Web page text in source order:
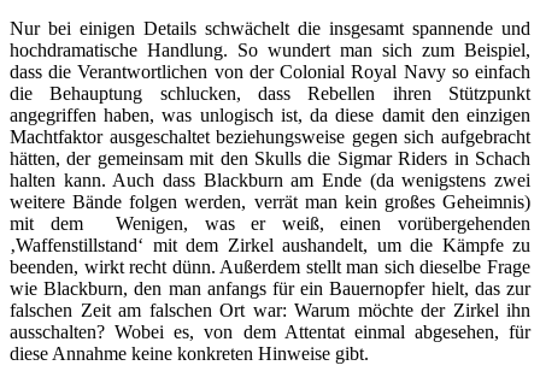
Nur bei einigen Details schwächelt die insgesamt spannende und
hochdramatische Handlung. So wundert man sich zum Beispiel,
dass die Verantwortlichen von der Colonial Royal Navy so einfach
die Behauptung schlucken, dass Rebellen ihren Stützpunkt
angegriffen haben, was unlogisch ist, da diese damit den einzigen
Machtfaktor ausgeschaltet beziehungsweise gegen sich aufgebracht
hätten, der gemeinsam mit den Skulls die Sigmar Riders in Schach
halten kann. Auch dass Blackburn am Ende (da wenigstens zwei
weitere Bände folgen werden, verrät man kein großes Geheimnis)
mit dem Wenigen, was er weiß, einen vorübergehenden
‚Waffenstillstand‘ mit dem Zirkel aushandelt, um die Kämpfe zu
beenden, wirkt recht dünn. Außerdem stellt man sich dieselbe Frage
wie Blackburn, den man anfangs für ein Bauernopfer hielt, das zur
falschen Zeit am falschen Ort war: Warum möchte der Zirkel ihn
ausschalten? Wobei es, von dem Attentat einmal abgesehen, für
diese Annahme keine konkreten Hinweise gibt.